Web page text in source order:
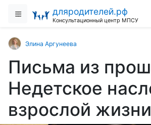
дляродителей.рф
Консультационный центр МПСУ
Элина Аргунеева
Письма из
Недетское
взрослой